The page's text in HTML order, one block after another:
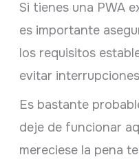
Si tienes una PWA
es importante
los requisitos
evitar
Es bastante
deje de funcionar
mereciese la pena